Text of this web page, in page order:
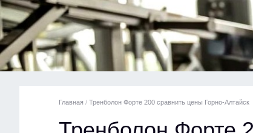
Главная / Тренболон Форте 200 сравнить цены Горно-Алтайск